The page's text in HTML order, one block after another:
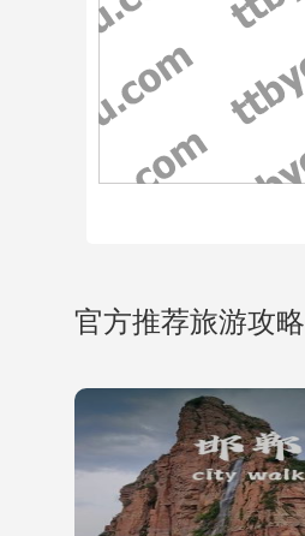
官方推荐旅游攻略